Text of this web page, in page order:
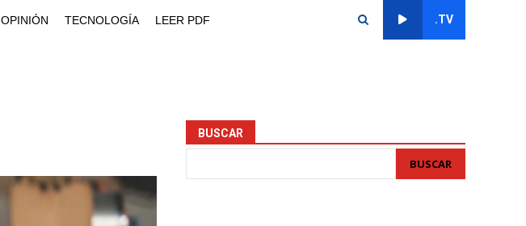
OPINIÓN TECNOLOGÍA LEER PDF .TV
BUSCAR
BUSCAR